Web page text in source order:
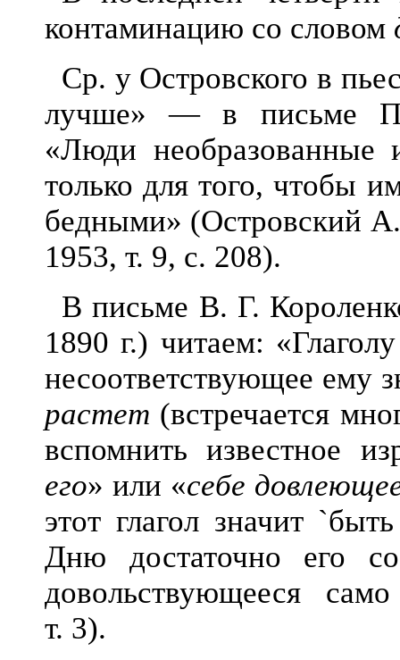
контаминацию со словом
Ср. у Островского в
лучше» — в письме
«Люди
только для того, чтобы
бедными» (Островский
1953, т. 9, с. 208).
В письме В. Г.
1890 г.) читаем:
несоответствующее ему
растет (встречается
вспомнить известное
его» или «себе
этот глагол значит
Дню достаточно его
довольствующееся
т. 3).